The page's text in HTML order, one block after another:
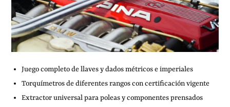
Juego completo de llaves y dados métricos e imperiales
Torquímetros de diferentes rangos con certificación vigente
Extractor universal para poleas y componentes prensados